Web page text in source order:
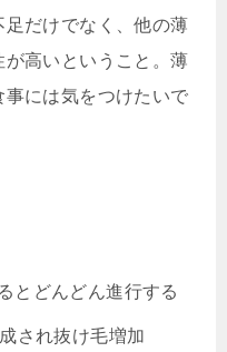
だけでなく、他の薄
高いということ。薄
には気をつけたいで
とどんどん進行する
され抜け毛増加